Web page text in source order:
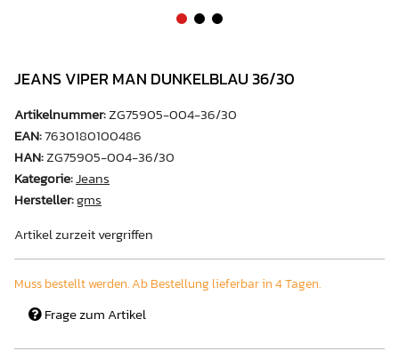
JEANS VIPER MAN DUNKELBLAU 36/30
Artikelnummer:ZG75905-004-36/30
EAN:7630180100486
HAN:ZG75905-004-36/30
Kategorie:Jeans
Hersteller:gms
Artikel zurzeit vergriffen
Muss bestellt werden. Ab Bestellung lieferbar in 4 Tagen.
Frage zum Artikel